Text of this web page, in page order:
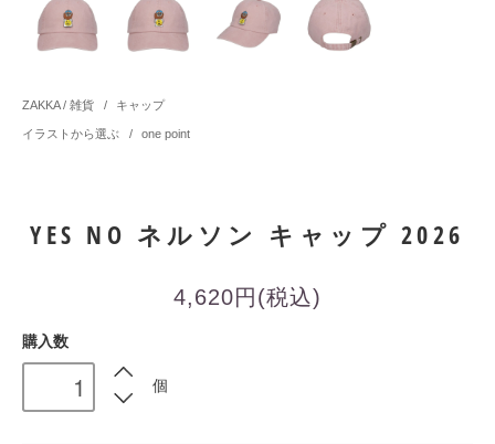
ZAKKA / 雑貨 / キャップ
イラストから選ぶ / one point
YES NO ネルソン キャップ 2026
4,620円(税込)
購入数
個